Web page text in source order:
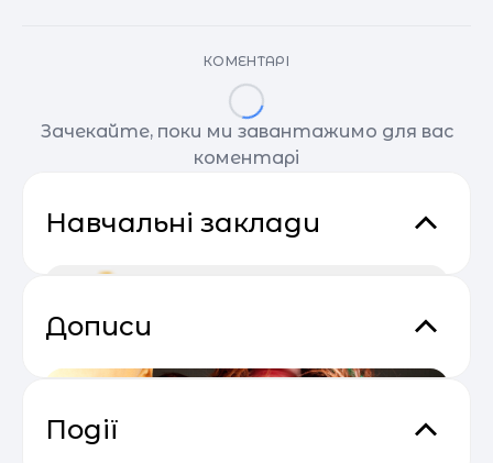
КОМЕНТАРІ
Зачекайте, поки ми завантажимо для вас
коментарі
Навчальні заклади
Дописи
Події